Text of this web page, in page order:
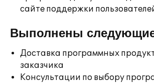
сайте поддержки
Выполнены
Доставка программных
заказчика
Консультации по выбору